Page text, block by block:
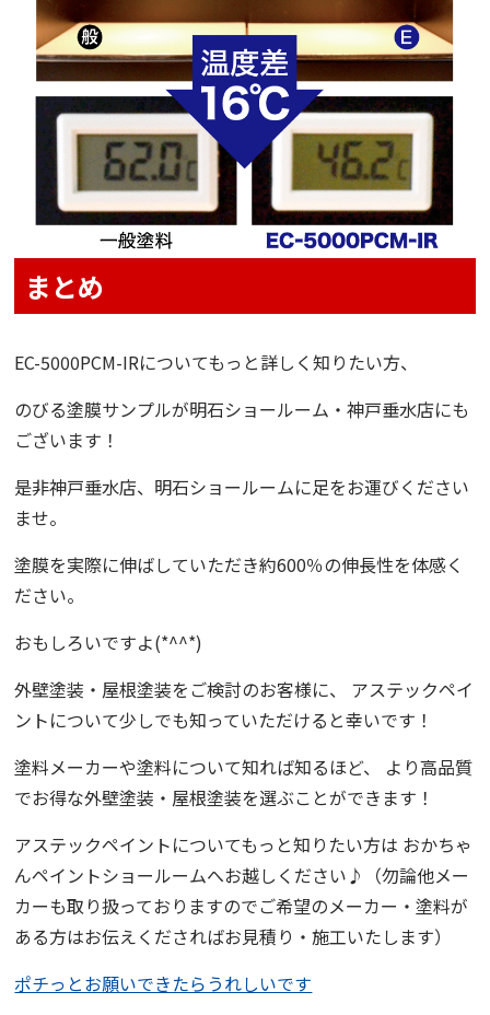
まとめ
EC-5000PCM-IRについてもっと詳しく知りたい方、
のびる塗膜サンプルが明石ショールーム・神戸垂水店にも
ございます！
是非神戸垂水店、明石ショールームに足をお運びください
ませ。
塗膜を実際に伸ばしていただき約600％の伸長性を体感く
ださい。
おもしろいですよ(*^^*)
外壁塗装・屋根塗装をご検討のお客様に、 アステックペイ
ントについて少しでも知っていただけると幸いです！
塗料メーカーや塗料について知れば知るほど、 より高品質
でお得な外壁塗装・屋根塗装を選ぶことができます！
アステックペイントについてもっと知りたい方は おかちゃ
んペイントショールームへお越しください♪（勿論他メー
カーも取り扱っておりますのでご希望のメーカー・塗料が
ある方はお伝えくださればお見積り・施工いたします）
ポチっとお願いできたらうれしいです